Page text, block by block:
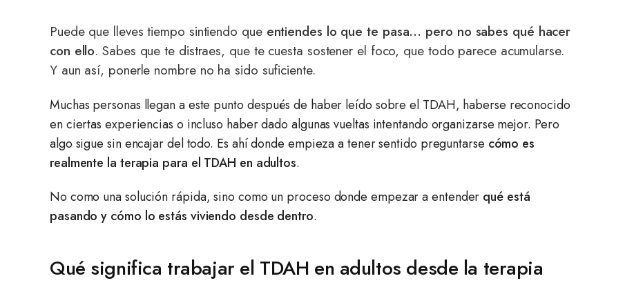
Puede que lleves tiempo sintiendo que entiendes lo que te pasa… pero no sabes qué hacer
con ello. Sabes que te distraes, que te cuesta sostener el foco, que todo parece acumularse.
Y aun así, ponerle nombre no ha sido suficiente.
Muchas personas llegan a este punto después de haber leído sobre el TDAH, haberse reconocido
en ciertas experiencias o incluso haber dado algunas vueltas intentando organizarse mejor. Pero
algo sigue sin encajar del todo. Es ahí donde empieza a tener sentido preguntarse cómo es
realmente la terapia para el TDAH en adultos.
No como una solución rápida, sino como un proceso donde empezar a entender qué está
pasando y cómo lo estás viviendo desde dentro.
Qué significa trabajar el TDAH en adultos desde la terapia